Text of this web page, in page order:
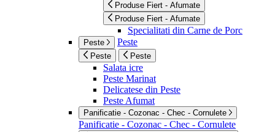
Produse Fiert - Afumate
Produse Fiert - Afumate
Specialitati din Carne de Porc
Peste Peste
Peste Peste
Salata icre
Peste Marinat
Delicatese din Peste
Peste Afumat
Panificatie - Cozonac - Chec - Cornulete
Panificatie - Cozonac - Chec - Cornulete